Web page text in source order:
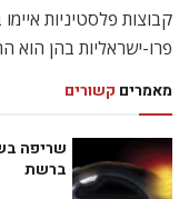
קבוצות פלסטיניות
פרו-ישראליות בהן הוא
מאמרים קשורים
שריפה
ברשת